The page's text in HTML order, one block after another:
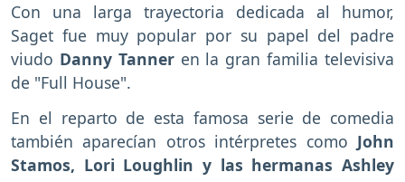
Con una larga trayectoria dedicada al humor,
Saget fue muy popular por su papel del padre
viudo Danny Tanneren la gran familia televisiva
de "Full House".
En el reparto de esta famosa serie de comedia
también aparecían otros intérpretes como John
Stamos, Lori Loughlin y las hermanas Ashley